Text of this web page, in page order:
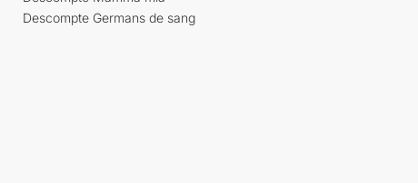
Descompte Germans de sang